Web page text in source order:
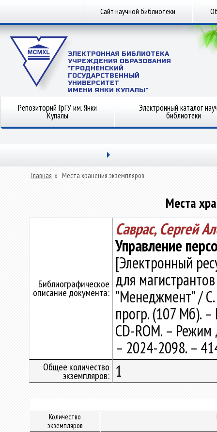
Сайт научной библиотеки
ЭЛЕКТРОННАЯ БИБЛИОТЕКА
УЧРЕЖДЕНИЯ ОБРАЗОВАНИЯ
"ГРОДНЕНСКИЙ
ГОСУДАРСТВЕННЫЙ
УНИВЕРСИТЕТ
ИМЕНИ ЯНКИ КУПАЛЫ"
Репозиторий ГрГУ им. Янки
Купалы
Электронный каталог
библиотеки
Главная » Места хранения экземпляров
Места
Библиографическое
описание документа:
Саврас, Сергей
Управление
[Электронный
для
"Менеджмент" / С.
прогр. (107 Мб).
CD-ROM. –
– 2024-2098. –
Общее количество
экземпляров: 1
Количество
экземпляров